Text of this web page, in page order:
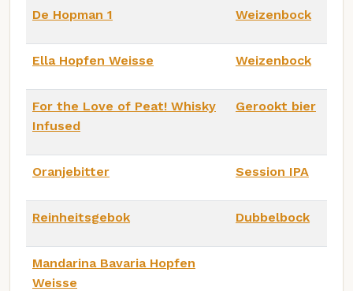
De Hopman 1 Weizenbock
Ella Hopfen Weisse Weizenbock
For the Love of Peat! Whisky
Infused
Gerookt bier
Oranjebitter Session IPA
Reinheitsgebok Dubbelbock
Mandarina Bavaria Hopfen
Weisse